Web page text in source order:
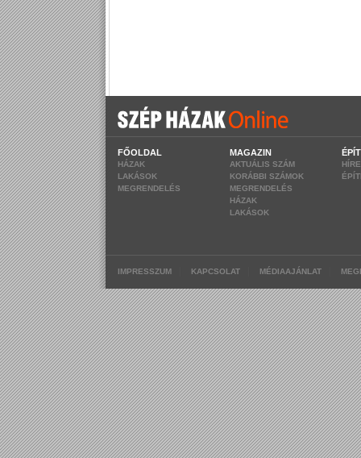
FŐOLDAL
HÁZAK
LAKÁSOK
MEGRENDELÉS
MAGAZIN
AKTUÁLIS SZÁM
KORÁBBI SZÁMOK
MEGRENDELÉS
HÁZAK
LAKÁSOK
IMPRESSZUM KAPCSOLAT MÉDIAAJÁNLAT